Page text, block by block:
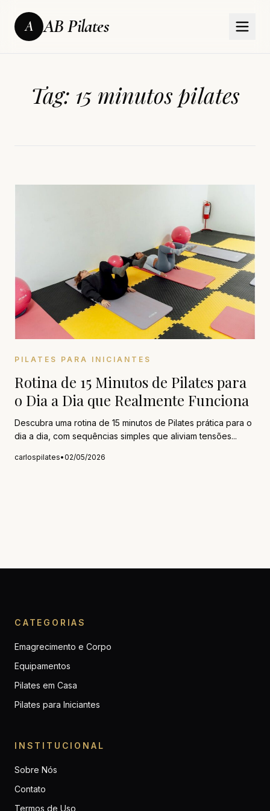
A AB Pilates
Tag: 15 minutos pilates
PILATES PARA INICIANTES
Rotina de 15 Minutos de Pilates para
o Dia a Dia que Realmente Funciona
Descubra uma rotina de 15 minutos de Pilates prática para o
dia a dia, com sequências simples que aliviam tensões...
carlospilates•02/05/2026
CATEGORIAS
Emagrecimento e Corpo
Equipamentos
Pilates em Casa
Pilates para Iniciantes
INSTITUCIONAL
Sobre Nós
Contato
Termos de Uso